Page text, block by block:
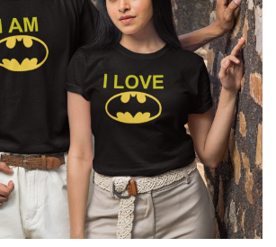
si maine...